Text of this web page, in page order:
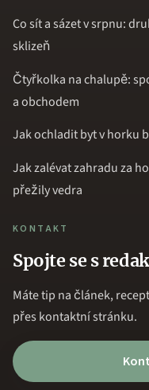
Co sít a sázet v srpnu:
sklizeň
Čtyřkolka na chalupě:
a obchodem
Jak ochladit byt v horku
Jak zalévat zahradu za
přežily vedra
KONTAKT
Spojte se s
Máte tip na článek,
přes kontaktní stránku.